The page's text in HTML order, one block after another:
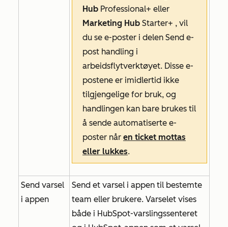
Hub Professional+ eller
Marketing Hub Starter+ , vil
du se e-poster i delen Send e-
post handling i
arbeidsflytverktøyet. Disse e-
postene er imidlertid ikke
tilgjengelige for bruk, og
handlingen kan bare brukes til
å sende automatiserte e-
poster når en ticket mottas
eller lukkes.
Send varsel
i appen
Send et varsel i appen til bestemte
team eller brukere. Varselet vises
både i HubSpot-varslingssenteret